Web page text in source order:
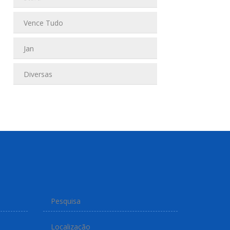
Vence Tudo
Jan
Diversas
Pesquisa
Localização